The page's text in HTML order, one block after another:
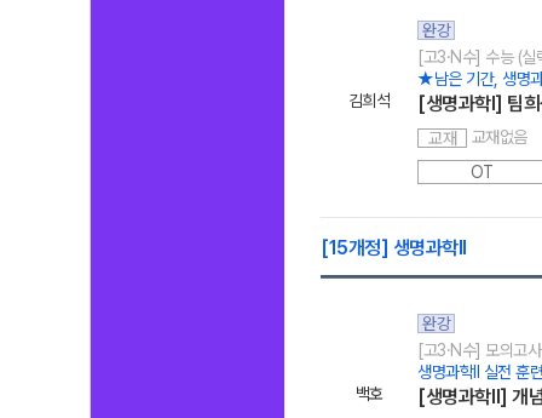
김희석
완강
[고3·N수] 수능 (실
★남은 기간, 생명
[생명과학I] 팀
교재
교재없음
OT
[15개정] 생명과학ll
백호
완강
[고3·N수] 모의고
생명과학II 실전 훈
[생명과학Ⅱ] 개